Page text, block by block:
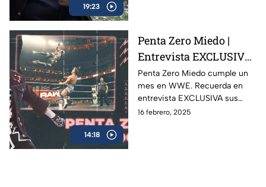
19:23
14:18
Penta Zero Miedo |
Entrevista EXCLUSIVA
con la figura mexicana
en WWE
Penta Zero Miedo cumple un
mes en WWE. Recuerda en
entrevista EXCLUSIVA sus
inicios, su pasión por la lucha
16 febrero, 2025